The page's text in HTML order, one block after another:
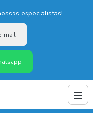
especialistas!
mail